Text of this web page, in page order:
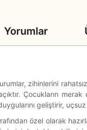
Yorumlar
zihinlerini
Çocukların
geliştirir,
özel olarak